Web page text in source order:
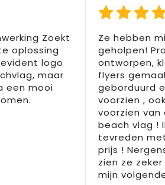
Zoekt
oplossing
logo
maar
een mooi
Ze hebben
geholpen!
ontworpen,
flyers
geborduurd
voorzien ,
voorzien
beach vlag !
tevreden
prijs !
zien ze
mijn